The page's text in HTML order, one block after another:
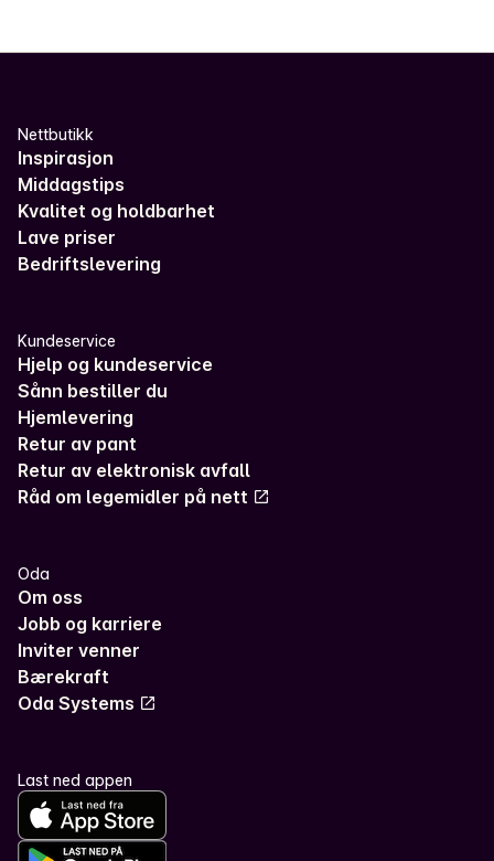
Nettbutikk
Inspirasjon
Middagstips
Kvalitet og holdbarhet
Lave priser
Bedriftslevering
Kundeservice
Hjelp og kundeservice
Sånn bestiller du
Hjemlevering
Retur av pant
Retur av elektronisk avfall
Råd om legemidler på nett
Oda
Om oss
Jobb og karriere
Inviter venner
Bærekraft
Oda Systems
Last ned appen